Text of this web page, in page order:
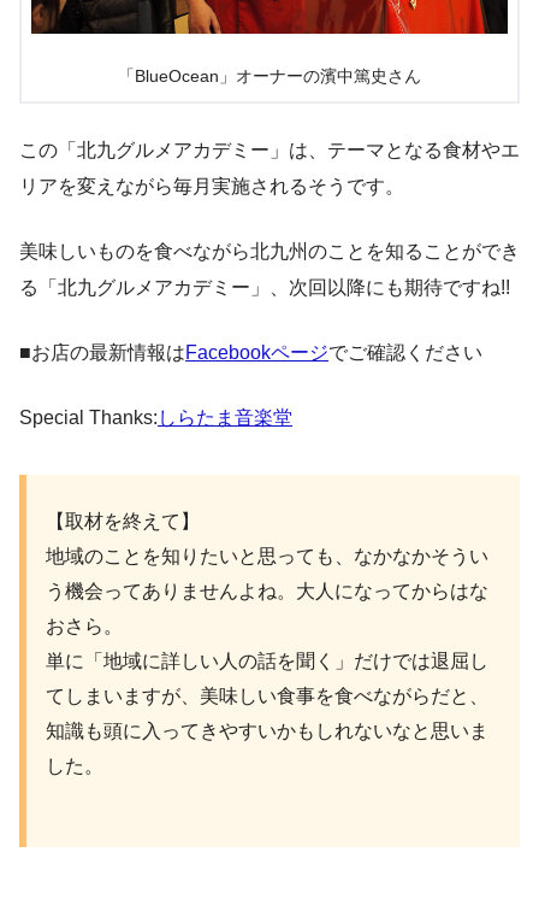
「BlueOcean」オーナーの濱中篤史さん
この「北九グルメアカデミー」は、テーマとなる食材やエ
リアを変えながら毎月実施されるそうです。
美味しいものを食べながら北九州のことを知ることができ
る「北九グルメアカデミー」、次回以降にも期待ですね!!
■お店の最新情報はFacebookページでご確認ください
Special Thanks: しらたま音楽堂
【取材を終えて】
地域のことを知りたいと思っても、なかなかそうい
う機会ってありませんよね。大人になってからはな
おさら。
単に「地域に詳しい人の話を聞く」だけでは退屈し
てしまいますが、美味しい食事を食べながらだと、
知識も頭に入ってきやすいかもしれないなと思いま
した。